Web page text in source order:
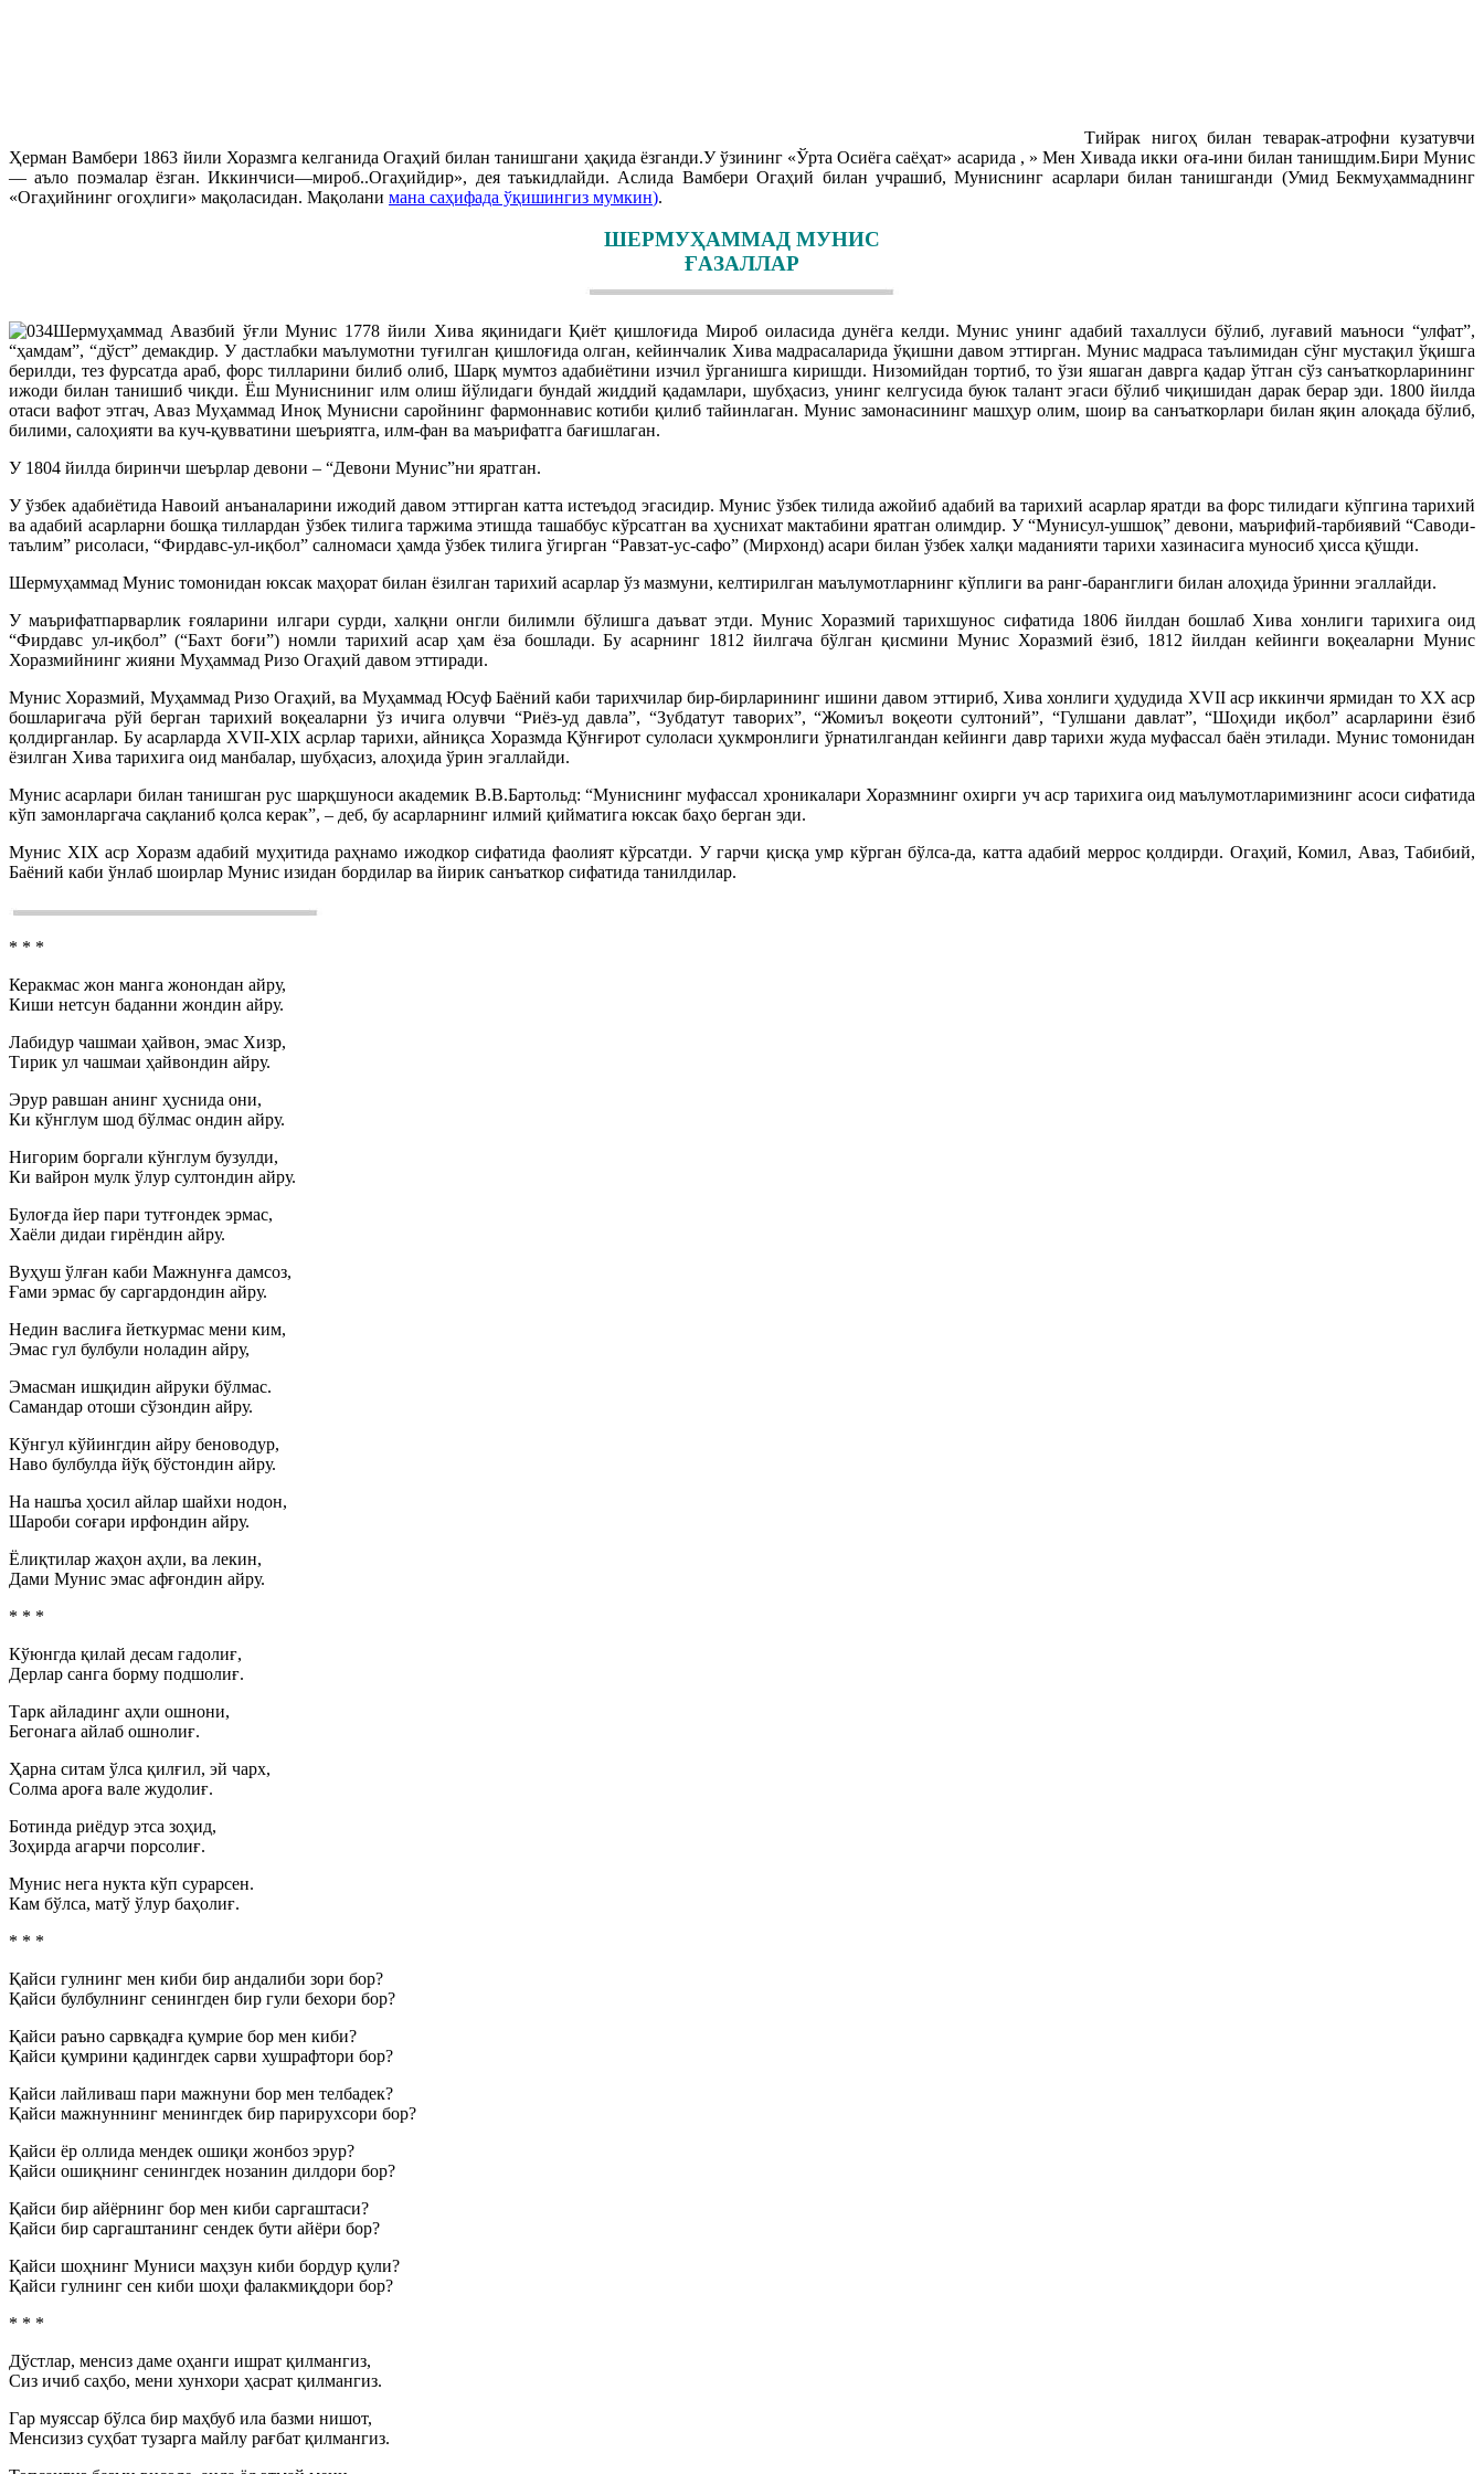
Тийрак нигоҳ билан теварак-атрофни кузатувчи
Ҳерман Вамбери 1863 йили Хоразмга келганида Огаҳий билан танишгани ҳақида ёзганди.У ўзининг «Ўрта Осиёга саёҳат» асарида , » Мен Хивада икки оға-ини билан танишдим.Бири Мунис
— аъло поэмалар ёзган. Иккинчиси—мироб..Огаҳийдир», дея таъкидлайди. Аслида Вамбери Огаҳий билан учрашиб, Муниснинг асарлари билан танишганди (Умид Бекмуҳаммаднинг
«Огаҳийнинг огоҳлиги» мақоласидан. Мақолани мана саҳифада ўқишингиз мумкин).
ШЕРМУҲАММАД МУНИС
ҒАЗАЛЛАР
Шермуҳаммад Авазбий ўғли Мунис 1778 йили Хива яқинидаги Қиёт қишлоғида Мироб оиласида дунёга келди. Мунис унинг адабий тахаллуси бўлиб, луғавий маъноси “улфат”,
“ҳамдам”, “дўст” демакдир. У дастлабки маълумотни туғилган қишлоғида олган, кейинчалик Хива мадрасаларида ўқишни давом эттирган. Мунис мадраса таълимидан сўнг мустақил ўқишга
берилди, тез фурсатда араб, форс тилларини билиб олиб, Шарқ мумтоз адабиётини изчил ўрганишга киришди. Низомийдан тортиб, то ўзи яшаган даврга қадар ўтган сўз санъаткорларининг
ижоди билан танишиб чиқди. Ёш Мунисниниг илм олиш йўлидаги бундай жиддий қадамлари, шубҳасиз, унинг келгусида буюк талант эгаси бўлиб чиқишидан дарак берар эди. 1800 йилда
отаси вафот этгач, Аваз Муҳаммад Иноқ Мунисни саройнинг фармоннавис котиби қилиб тайинлаган. Мунис замонасининг машҳур олим, шоир ва санъаткорлари билан яқин алоқада бўлиб,
билими, салоҳияти ва куч-қувватини шеъриятга, илм-фан ва маърифатга бағишлаган.
У 1804 йилда биринчи шеърлар девони – “Девони Мунис”ни яратган.
У ўзбек адабиётида Навоий анъаналарини ижодий давом эттирган катта истеъдод эгасидир. Мунис ўзбек тилида ажойиб адабий ва тарихий асарлар яратди ва форс тилидаги кўпгина тарихий
ва адабий асарларни бошқа тиллардан ўзбек тилига таржима этишда ташаббус кўрсатган ва ҳуснихат мактабини яратган олимдир. У “Мунисул-ушшоқ” девони, маърифий-тарбиявий “Саводи-
таълим” рисоласи, “Фирдавс-ул-иқбол” салномаси ҳамда ўзбек тилига ўгирган “Равзат-ус-сафо” (Мирхонд) асари билан ўзбек халқи маданияти тарихи хазинасига муносиб ҳисса қўшди.
Шермуҳаммад Мунис томонидан юксак маҳорат билан ёзилган тарихий асарлар ўз мазмуни, келтирилган маълумотларнинг кўплиги ва ранг-баранглиги билан алоҳида ўринни эгаллайди.
У маърифатпарварлик ғояларини илгари сурди, халқни онгли билимли бўлишга даъват этди. Мунис Хоразмий тарихшунос сифатида 1806 йилдан бошлаб Хива хонлиги тарихига оид
“Фирдавс ул-иқбол” (“Бахт боғи”) номли тарихий асар ҳам ёза бошлади. Бу асарнинг 1812 йилгача бўлган қисмини Мунис Хоразмий ёзиб, 1812 йилдан кейинги воқеаларни Мунис
Хоразмийнинг жияни Муҳаммад Ризо Огаҳий давом эттиради.
Мунис Хоразмий, Муҳаммад Ризо Огаҳий, ва Муҳаммад Юсуф Баёний каби тарихчилар бир-бирларининг ишини давом эттириб, Хива хонлиги ҳудудида XVII аср иккинчи ярмидан то XX аср
бошларигача рўй берган тарихий воқеаларни ўз ичига олувчи “Риёз-уд давла”, “Зубдатут таворих”, “Жомиъл воқеоти султоний”, “Гулшани давлат”, “Шоҳиди иқбол” асарларини ёзиб
қолдирганлар. Бу асарларда XVII-XIX асрлар тарихи, айниқса Хоразмда Қўнғирот сулоласи ҳукмронлиги ўрнатилгандан кейинги давр тарихи жуда муфассал баён этилади. Мунис томонидан
ёзилган Хива тарихига оид манбалар, шубҳасиз, алоҳида ўрин эгаллайди.
Мунис асарлари билан танишган рус шарқшуноси академик В.В.Бартольд: “Муниснинг муфассал хроникалари Хоразмнинг охирги уч аср тарихига оид маълумотларимизнинг асоси сифатида
кўп замонларгача сақланиб қолса керак”, – деб, бу асарларнинг илмий қийматига юксак баҳо берган эди.
Мунис XIX аср Хоразм адабий муҳитида раҳнамо ижодкор сифатида фаолият кўрсатди. У гарчи қисқа умр кўрган бўлса-да, катта адабий меррос қолдирди. Огаҳий, Комил, Аваз, Табибий,
Баёний каби ўнлаб шоирлар Мунис изидан бордилар ва йирик санъаткор сифатида танилдилар.
* * *
Керакмас жон манга жонондан айру,
Киши нетсун баданни жондин айру.
Лабидур чашмаи ҳайвон, эмас Хизр,
Тирик ул чашмаи ҳайвондин айру.
Эрур равшан анинг ҳуснида они,
Ки кўнглум шод бўлмас ондин айру.
Нигорим боргали кўнглум бузулди,
Ки вайрон мулк ўлур султондин айру.
Булоғда йер пари тутғондек эрмас,
Хаёли дидаи гирёндин айру.
Вуҳуш ўлған каби Мажнунға дамсоз,
Ғами эрмас бу саргардондин айру.
Недин васлиға йеткурмас мени ким,
Эмас гул булбули ноладин айру,
Эмасман ишқидин айруки бўлмас.
Самандар отоши сўзондин айру.
Кўнгул кўйингдин айру беноводур,
Наво булбулда йўқ бўстондин айру.
На нашъа ҳосил айлар шайхи нодон,
Шароби соғари ирфондин айру.
Ёлиқтилар жаҳон аҳли, ва лекин,
Дами Мунис эмас афғондин айру.
* * *
Кўюнгда қилай десам гадолиғ,
Дерлар санга борму подшолиғ.
Тарк айладинг аҳли ошнони,
Бегонага айлаб ошнолиғ.
Ҳарна ситам ўлса қилғил, эй чарх,
Солма ароға вале жудолиғ.
Ботинда риёдур этса зоҳид,
Зоҳирда агарчи порсолиғ.
Мунис нега нукта кўп сурарсен.
Кам бўлса, матў ўлур баҳолиғ.
* * *
Қайси гулнинг мен киби бир андалиби зори бор?
Қайси булбулнинг сенингден бир гули бехори бор?
Қайси раъно сарвқадға қумрие бор мен киби?
Қайси қумрини қадингдек сарви хушрафтори бор?
Қайси лайливаш пари мажнуни бор мен телбадек?
Қайси мажнуннинг менингдек бир парирухсори бор?
Қайси ёр оллида мендек ошиқи жонбоз эрур?
Қайси ошиқнинг сенингдек нозанин дилдори бор?
Қайси бир айёрнинг бор мен киби саргаштаси?
Қайси бир саргаштанинг сендек бути айёри бор?
Қайси шоҳнинг Муниси маҳзун киби бордур қули?
Қайси гулнинг сен киби шоҳи фалакмиқдори бор?
* * *
Дўстлар, менсиз даме оҳанги ишрат қилмангиз,
Сиз ичиб саҳбо, мени хунхори ҳасрат қилмангиз.
Гар муяссар бўлса бир маҳбуб ила базми нишот,
Менсизиз суҳбат тузарга майлу рағбат қилмангиз.